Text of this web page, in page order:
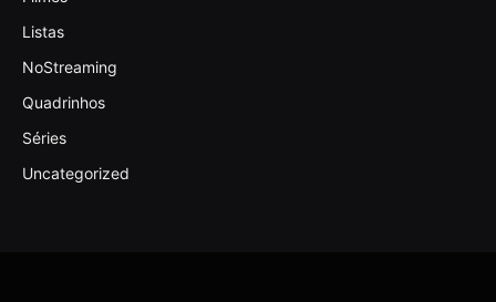
Listas
NoStreaming
Quadrinhos
Séries
Uncategorized